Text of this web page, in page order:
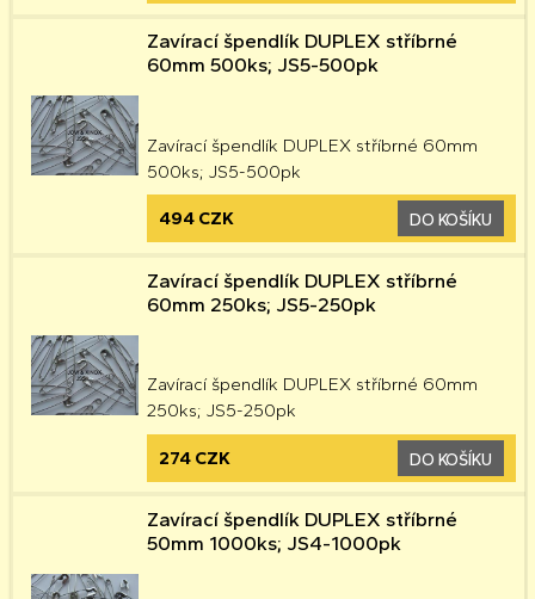
Zavírací špendlík DUPLEX stříbrné
60mm 500ks; JS5-500pk
Zavírací špendlík DUPLEX stříbrné 60mm
500ks; JS5-500pk
494 CZK DO KOŠÍKU
Zavírací špendlík DUPLEX stříbrné
60mm 250ks; JS5-250pk
Zavírací špendlík DUPLEX stříbrné 60mm
250ks; JS5-250pk
274 CZK DO KOŠÍKU
Zavírací špendlík DUPLEX stříbrné
50mm 1000ks; JS4-1000pk